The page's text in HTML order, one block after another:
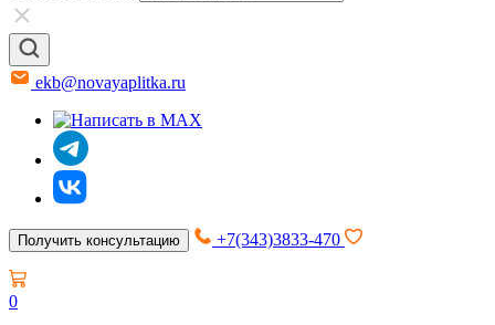
ekb@novayaplitka.ru
Получить консультацию +7(343)3833-470
0